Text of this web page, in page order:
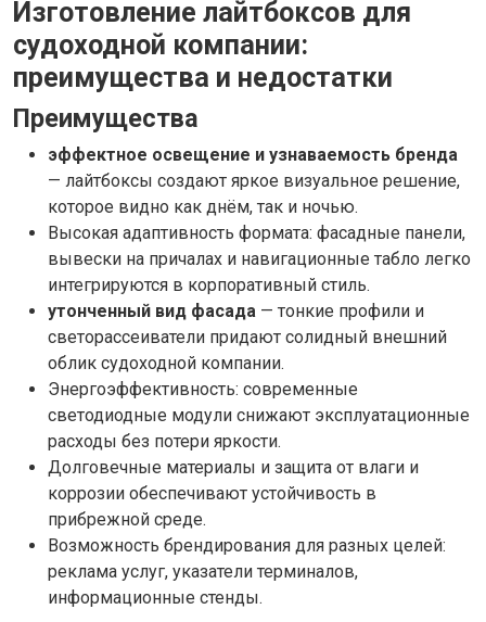
Изготовление лайтбоксов для
судоходной компании:
преимущества и недостатки
Преимущества
эффектное освещение и узнаваемость бренда
— лайтбоксы создают яркое визуальное решение,
которое видно как днём, так и ночью.
Высокая адаптивность формата: фасадные панели,
вывески на причалах и навигационные табло легко
интегрируются в корпоративный стиль.
утонченный вид фасада — тонкие профили и
светорассеиватели придают солидный внешний
облик судоходной компании.
Энергоэффективность: современные
светодиодные модули снижают эксплуатационные
расходы без потери яркости.
Долговечные материалы и защита от влаги и
коррозии обеспечивают устойчивость в
прибрежной среде.
Возможность брендирования для разных целей:
реклама услуг, указатели терминалов,
информационные стенды.